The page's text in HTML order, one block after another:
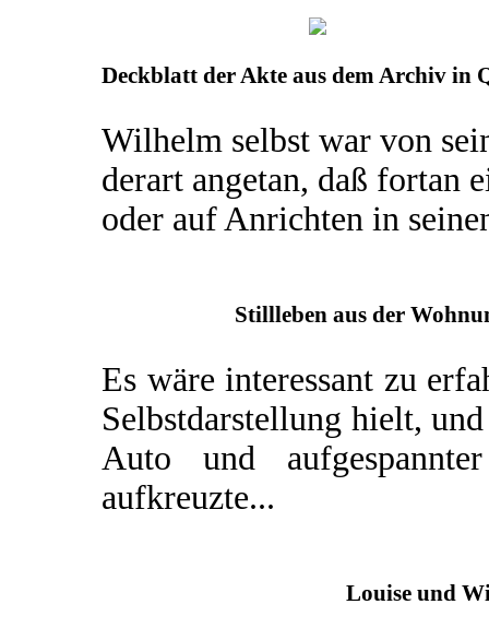
Deckblatt der Akte aus dem Archiv in
Wilhelm selbst war von
derart angetan, daß fortan
oder auf Anrichten in
Stillleben aus der
Es wäre interessant zu
Selbstdarstellung hielt,
Auto und
aufkreuzte...
Louise und